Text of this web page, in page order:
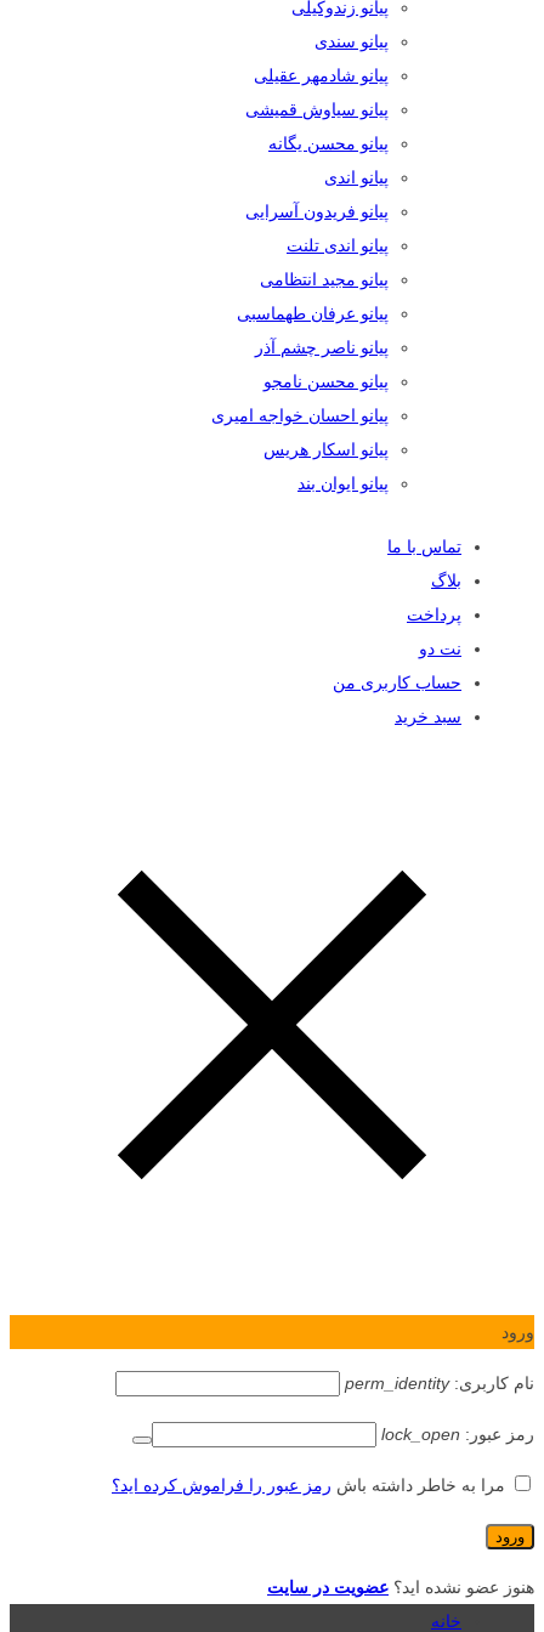
پیانو زندوکیلی
پیانو سندی
پیانو شادمهر عقیلی
پیانو سیاوش قمیشی
پیانو محسن یگانه
پیانو اندی
پیانو فریدون آسرایی
پیانو اندی تلنت
پیانو مجید انتظامی
پیانو عرفان طهماسبی
پیانو ناصر چشم آذر
پیانو محسن نامجو
پیانو احسان خواجه امیری
پیانو اسکار هریس
پیانو ایوان بند
تماس با ما
بلاگ
پرداخت
نت دو
حساب کاربری من
سبد خرید
ورود
نام کاربری:perm_identity
رمز عبور: lock_open
مرا به خاطر داشته باش رمز عبور را فراموش کرده اید؟
هنوز عضو نشده اید؟ عضویت در سایت
خانه